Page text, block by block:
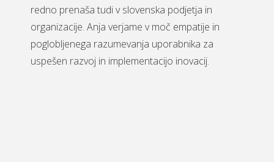
redno prenaša tudi v slovenska podjetja in
organizacije. Anja verjame v moč empatije in
poglobljenega razumevanja uporabnika za
uspešen razvoj in implementacijo inovacij.